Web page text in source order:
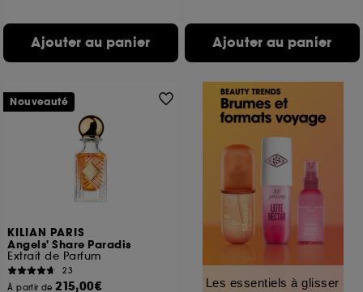
Ajouter au panier Ajouter au panier
KILIAN PARIS
Angels' Share Paradis
Extrait de Parfum
23
À partir de215,00€
Nouveauté
Les essentiels à glisser